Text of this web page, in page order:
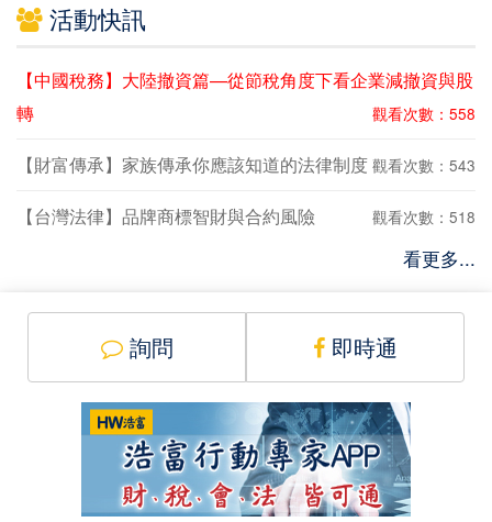
活動快訊
【中國稅務】大陸撤資篇—從節稅角度下看企業減撤資與股
轉
觀看次數：558
【財富傳承】家族傳承你應該知道的法律制度 觀看次數：543
【台灣法律】品牌商標智財與合約風險 觀看次數：518
看更多...
詢問 即時通